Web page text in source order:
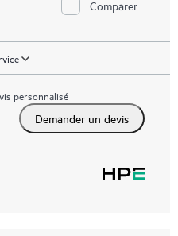
Comparer
personnalisé
Demander un devis